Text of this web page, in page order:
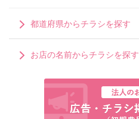
都道府県からチラシを探す
お店の名前からチラシを探す